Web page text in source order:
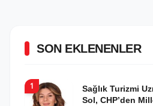
SON EKLENENLER
1
Sağlık Turizmi
Sol, CHP’den